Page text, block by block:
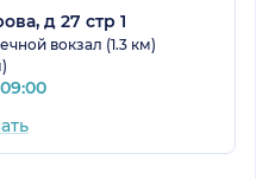
д 27 стр 1
вокзал (1.3 км)